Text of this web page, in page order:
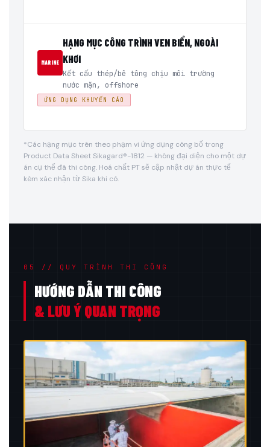
MARINE
HẠNG MỤC CÔNG TRÌNH VEN BIỂN, NGOÀI
KHƠI
Kết cấu thép/bê tông chịu môi trường
nước mặn, offshore
ỨNG DỤNG KHUYẾN CÁO
*Các hạng mục trên theo phạm vi ứng dụng công bố trong
Product Data Sheet Sikagard®-1812 — không đại diện cho một dự
án cụ thể đã thi công. Hoá chất PT sẽ cập nhật dự án thực tế
kèm xác nhận từ Sika khi có.
05 // QUY TRÌNH THI CÔNG
HƯỚNG DẪN THI CÔNG
& LƯU Ý QUAN TRỌNG